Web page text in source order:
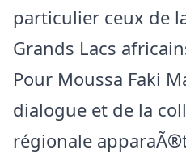
particulier ceux de
Grands Lacs
Pour Moussa Faki
dialogue et de la
régionale